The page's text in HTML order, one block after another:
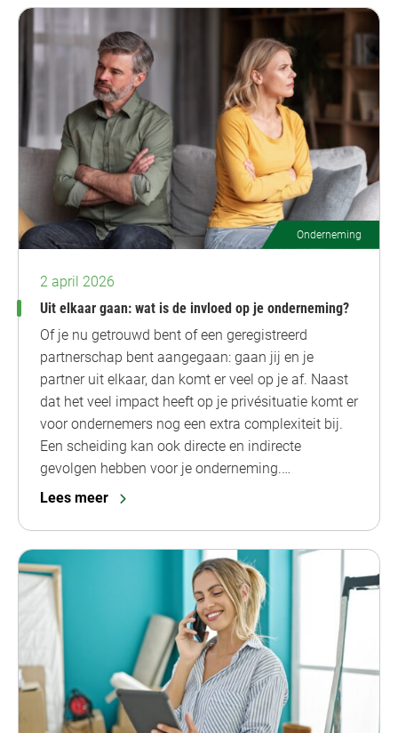
Onderneming
2 april 2026
Uit elkaar gaan: wat is de invloed op je onderneming?
Of je nu getrouwd bent of een geregistreerd
partnerschap bent aangegaan: gaan jij en je
partner uit elkaar, dan komt er veel op je af. Naast
dat het veel impact heeft op je privésituatie komt er
voor ondernemers nog een extra complexiteit bij.
Een scheiding kan ook directe en indirecte
gevolgen hebben voor je onderneming.…
Lees meer